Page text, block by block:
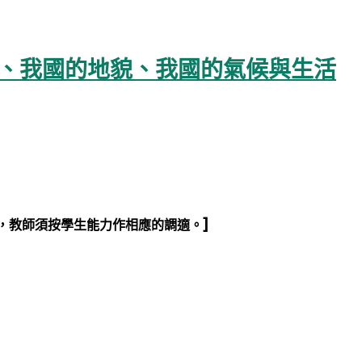
我國的地貌、我國的氣候與生活
師須按學生能力作相應的調適。]